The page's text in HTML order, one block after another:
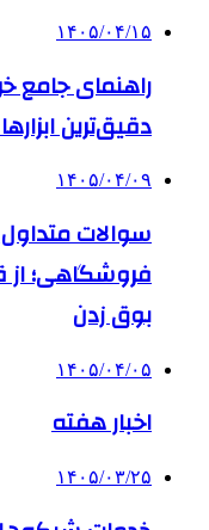
۱۴۰۵/۰۴/۱۵
راهنمای جامع
دقیق‌ترین
۱۴۰۵/۰۴/۰۹
سوالات
فروشگاهی؛
بوق زدن
۱۴۰۵/۰۴/۰۵
اخبار هفته
۱۴۰۵/۰۳/۲۵